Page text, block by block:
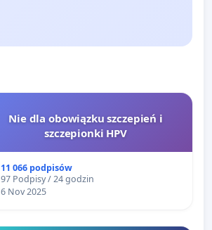
Nie dla obowiązku szczepień i
szczepionki HPV
11 066 podpisów
97 Podpisy / 24 godzin
6 Nov 2025